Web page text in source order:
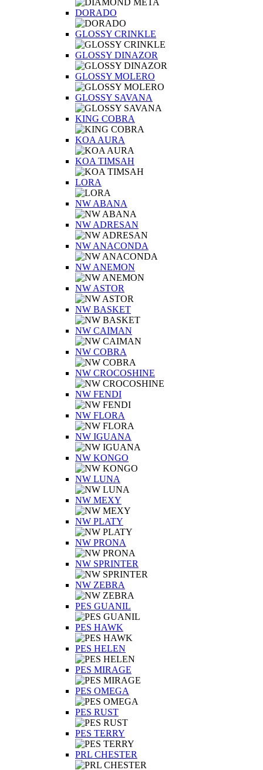
DORADO
GLOSSY CRINKLE
GLOSSY DINAZOR
GLOSSY MOLERO
GLOSSY SAVANA
KING COBRA
KOA AURA
KOA TIMSAH
LORA
NW ABANA
NW ADRESAN
NW ANACONDA
NW ANEMON
NW ASTOR
NW BASKET
NW CAIMAN
NW COBRA
NW CROCOSHINE
NW FENDI
NW FLORA
NW IGUANA
NW KONGO
NW LUNA
NW MEXY
NW PLATY
NW PRONA
NW SPRINTER
NW ZEBRA
PES GUANIL
PES HAWK
PES HELEN
PES MIRAGE
PES OMEGA
PES RUST
PES TERRY
PRL CHESTER